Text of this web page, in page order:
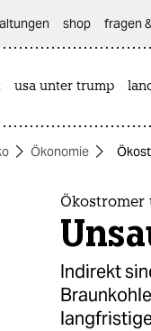
shop fragen
usa unter trump
Ökonomie
Ökostromer
Indirekt